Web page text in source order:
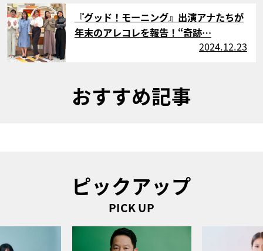
サムネイル
『グッド！モーニング』出演アナたちが
年末のアレコレを報告！“奇跡…
2024.12.23
おすすめ記事
ピックアップ
PICK UP